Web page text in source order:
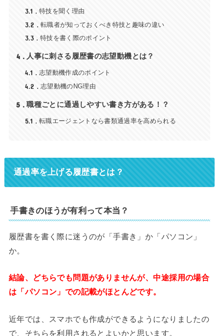
3.1 特技を聞く理由
3.2 転職者が知っておくべき特技と趣味の違い
3.3 特技を書く際のポイント
4 人事に刺さる履歴書の志望動機とは？
4.1 志望動機作成のポイント
4.2 志望動機のNG理由
5 職種ごとに通過しやすい書き方がある！？
5.1 転職エージェントなら書類通過率を高められる
通過率を上げる履歴書とは？
手書きのほうが有利って本当？
履歴書を書く際に迷うのが「手書き」か「パソコン」
か。
結論、どちらでも問題がありませんが、中途採用の場合
は「パソコン」での記載がほとんどです。
近年では、スマホでも作成ができるようになりましたの
で、そちらを利用されるとよいかと思います。